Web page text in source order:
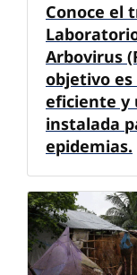
Conoce el
Arbovirus
objetivo
eficiente y
instalada
epidemias.